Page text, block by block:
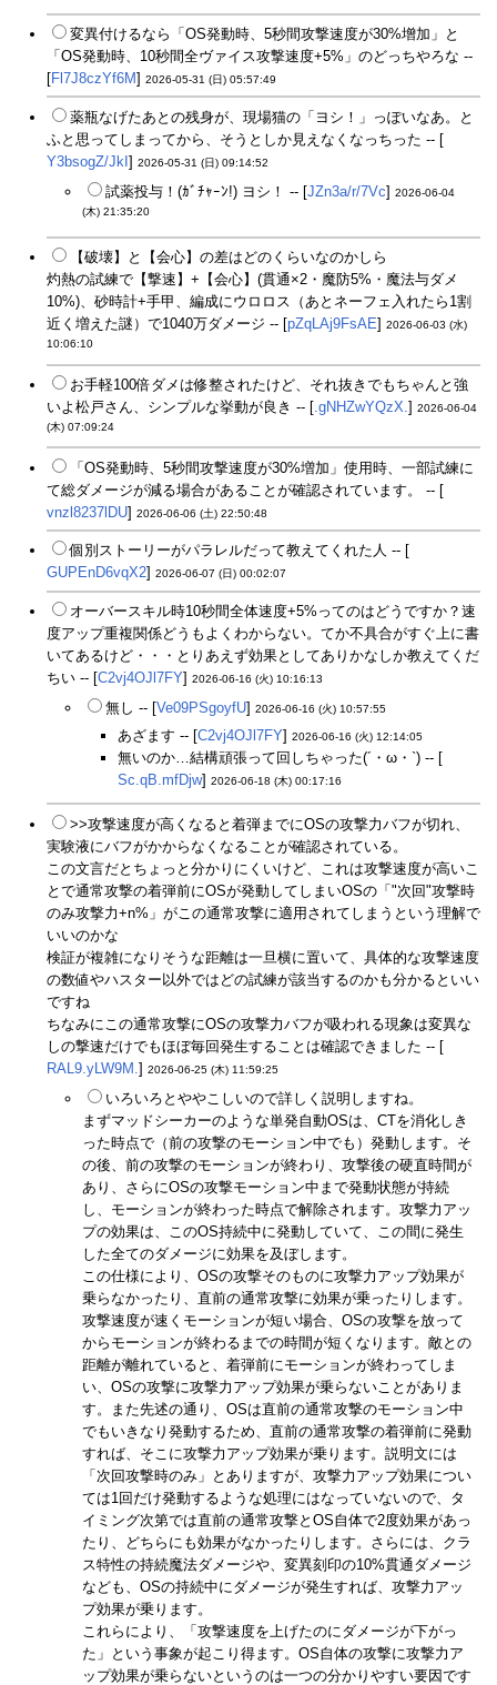
変異付けるなら「OS発動時、5秒間攻撃速度が30%增加」と
「OS発動時、10秒間全ヴァイス攻撃速度+5%」のどっちやろな --
[Fl7J8czYf6M] 2026-05-31 (日) 05:57:49
薬瓶なげたあとの残身が、現場猫の「ヨシ！」っぽいなあ。と
ふと思ってしまってから、そうとしか見えなくなっちった -- [
Y3bsogZ/JkI] 2026-05-31 (日) 09:14:52
試薬投与！(ｶﾞﾁｬｰﾝ!) ヨシ！ -- [JZn3a/r/7Vc] 2026-06-04
(木) 21:35:20
【破壊】と【会心】の差はどのくらいなのかしら
灼熱の試練で【撃速】+【会心】(貫通×2・魔防5%・魔法与ダメ
10%)、砂時計+手甲、編成にウロロス（あとネーフェ入れたら1割
近く増えた謎）で1040万ダメージ -- [pZqLAj9FsAE] 2026-06-03 (水)
10:06:10
お手軽100倍ダメは修整されたけど、それ抜きでもちゃんと強
いよ松戸さん、シンプルな挙動が良き -- [ .gNHZwYQzX. ] 2026-06-04
(木) 07:09:24
「OS発動時、5秒間攻撃速度が30%増加」使用時、一部試練に
て総ダメージが減る場合があることが確認されています。 -- [
vnzl8237lDU] 2026-06-06 (土) 22:50:48
個別ストーリーがパラレルだって教えてくれた人 -- [
GUPEnD6vqX2] 2026-06-07 (日) 00:02:07
オーバースキル時10秒間全体速度+5%ってのはどうですか？速
度アップ重複関係どうもよくわからない。てか不具合がすぐ上に書
いてあるけど・・・とりあえず効果としてありかなしか教えてくだ
ちい -- [C2vj4OJl7FY] 2026-06-16 (火) 10:16:13
無し -- [Ve09PSgoyfU] 2026-06-16 (火) 10:57:55
あざます -- [C2vj4OJl7FY] 2026-06-16 (火) 12:14:05
無いのか…結構頑張って回しちゃった(´・ω・`) -- [
Sc.qB.mfDjw] 2026-06-18 (木) 00:17:16
>>攻撃速度が高くなると着弾までにOSの攻撃力バフが切れ、
実験液にバフがかからなくなることが確認されている。
この文言だとちょっと分かりにくいけど、これは攻撃速度が高いこ
とで通常攻撃の着弾前にOSが発動してしまいOSの「"次回"攻撃時
のみ攻撃力+n%」がこの通常攻撃に適用されてしまうという理解で
いいのかな
検証が複雑になりそうな距離は一旦横に置いて、具体的な攻撃速度
の数値やハスター以外ではどの試練が該当するのかも分かるといい
ですね
ちなみにこの通常攻撃にOSの攻撃力バフが吸われる現象は変異な
しの撃速だけでもほぼ毎回発生することは確認できました -- [
RAL9.yLW9M. ] 2026-06-25 (木) 11:59:25
いろいろとややこしいので詳しく説明しますね。
まずマッドシーカーのような単発自動OSは、CTを消化しき
った時点で（前の攻撃のモーション中でも）発動します。そ
の後、前の攻撃のモーションが終わり、攻撃後の硬直時間が
あり、さらにOSの攻撃モーション中まで発動状態が持続
し、モーションが終わった時点で解除されます。攻撃力アッ
プの効果は、このOS持続中に発動していて、この間に発生
した全てのダメージに効果を及ぼします。
この仕様により、OSの攻撃そのものに攻撃力アップ効果が
乗らなかったり、直前の通常攻撃に効果が乗ったりします。
攻撃速度が速くモーションが短い場合、OSの攻撃を放って
からモーションが終わるまでの時間が短くなります。敵との
距離が離れていると、着弾前にモーションが終わってしま
い、OSの攻撃に攻撃力アップ効果が乗らないことがありま
す。また先述の通り、OSは直前の通常攻撃のモーション中
でもいきなり発動するため、直前の通常攻撃の着弾前に発動
すれば、そこに攻撃力アップ効果が乗ります。説明文には
「次回攻撃時のみ」とありますが、攻撃力アップ効果につい
ては1回だけ発動するような処理にはなっていないので、タ
イミング次第では直前の通常攻撃とOS自体で2度効果があっ
たり、どちらにも効果がなかったりします。さらには、クラ
ス特性の持続魔法ダメージや、変異刻印の10%貫通ダメージ
なども、OSの持続中にダメージが発生すれば、攻撃力アッ
プ効果が乗ります。
これらにより、「攻撃速度を上げたのにダメージが下がっ
た」という事象が起こり得ます。OS自体の攻撃に攻撃力ア
ップ効果が乗らないというのは一つの分かりやすい要因です